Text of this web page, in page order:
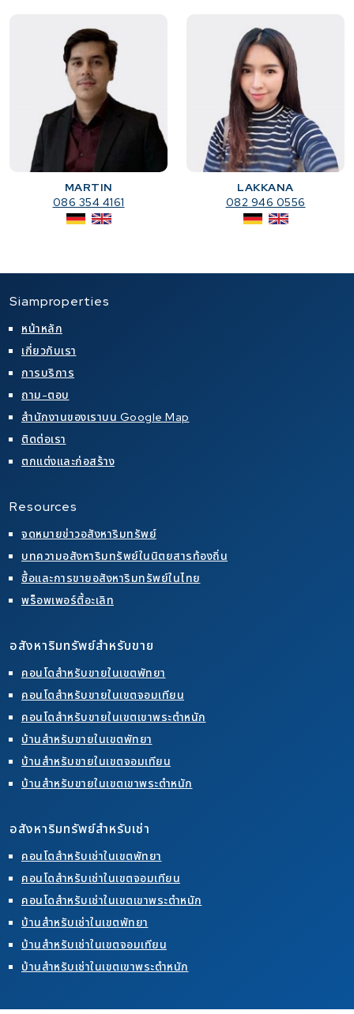
MARTIN
086 354 4161
LAKKANA
082 946 0556
Siamproperties
หน้าหลัก
เกี่ยวกับเรา
การบริการ
ถาม-ตอบ
สำนักงานของเราบน Google Map
ติดต่อเรา
ตกแต่งและก่อสร้าง
Resources
จดหมายข่าวอสังหาริมทรัพย์
บทความอสังหาริมทรัพย์ในนิตยสารท้องถิ่น
ซื้อและการขายอสังหาริมทรัพย์ในไทย
พร็อพเพอร์ตี้อะเลิท
อสังหาริมทรัพย์สำหรับขาย
คอนโดสำหรับขายในเขตพัทยา
คอนโดสำหรับขายในเขตจอมเทียน
คอนโดสำหรับขายในเขตเขาพระตำหนัก
บ้านสำหรับขายในเขตพัทยา
บ้านสำหรับขายในเขตจอมเทียน
บ้านสำหรับขายในเขตเขาพระตำหนัก
อสังหาริมทรัพย์สำหรับเช่า
คอนโดสำหรับเช่าในเขตพัทยา
คอนโดสำหรับเช่าในเขตจอมเทียน
คอนโดสำหรับเช่าในเขตเขาพระตำหนัก
บ้านสำหรับเช่าในเขตพัทยา
บ้านสำหรับเช่าในเขตจอมเทียน
บ้านสำหรับเช่าในเขตเขาพระตำหนัก